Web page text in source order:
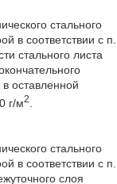
стального
в соответствии с п.
стального листа
оставленной
г/м2
стального
в соответствии с п.
слоя